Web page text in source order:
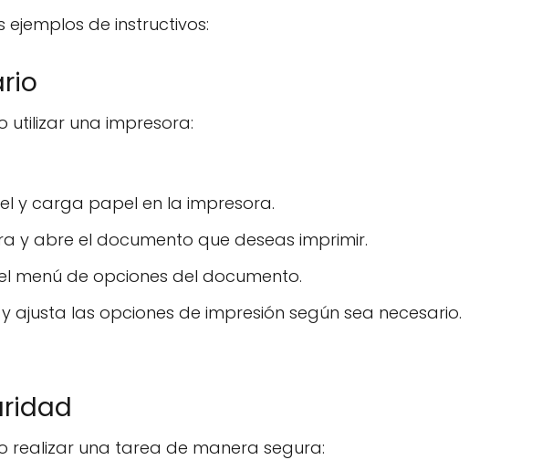
de instructivos:
utilizar una impresora:
y carga papel en la impresora.
y abre el documento que deseas imprimir.
menú de opciones del documento.
ajusta las opciones de impresión según sea necesario.
realizar una tarea de manera segura: